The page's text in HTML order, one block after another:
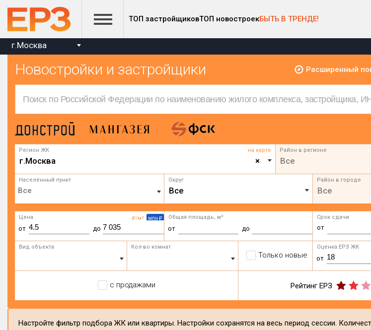
ТОП застройщиковТОП новостроекБЫТЬ В ТРЕНДЕ!
г.Москва
Новостройки и застройщики Расширенный
Регион ЖК на карте
×
г.Москва
Район в регионе
Все
Населённый пункт Округ
Все
Район в городе
Все
₽/м² млн ₽
Цена
от до
Общая площадь, м²
от до
Срок сдачи
от
Вид объекта Кол-во комнат
Только новые
Оценка ЕРЗ ЖК
от
с продажами Рейтинг ЕРЗ
Настройте фильтр подбора ЖК или квартиры. Настройки сохранятся на весь период сессии.